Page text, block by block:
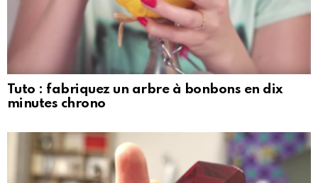
Tuto : fabriquez un arbre à bonbons en dix
minutes chrono